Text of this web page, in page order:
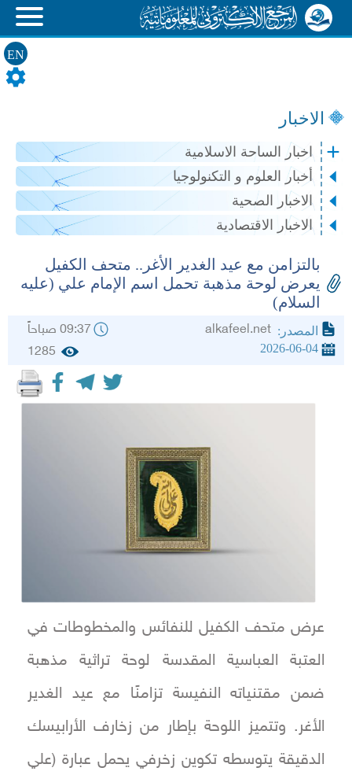
EN
الاخبار
اخبار الساحة الاسلامية
أخبار العلوم و التكنولوجيا
الاخبار الصحية
الاخبار الاقتصادية
بالتزامن مع عيد الغدير الأغر.. متحف الكفيل
يعرض لوحة مذهبة تحمل اسم الإمام علي (عليه
السلام)
المصدر: 09:37 صباحاً
2026-06-04
1285
عرض متحف الكفيل للنفائس والمخطوطات في
العتبة العباسية المقدسة لوحة تراثية مذهبة
ضمن مقتنياته النفيسة تزامنًا مع عيد الغدير
الأغر. وتتميز اللوحة بإطار من زخارف الأرابيسك
الدقيقة يتوسطه تكوين زخرفي يحمل عبارة (علي